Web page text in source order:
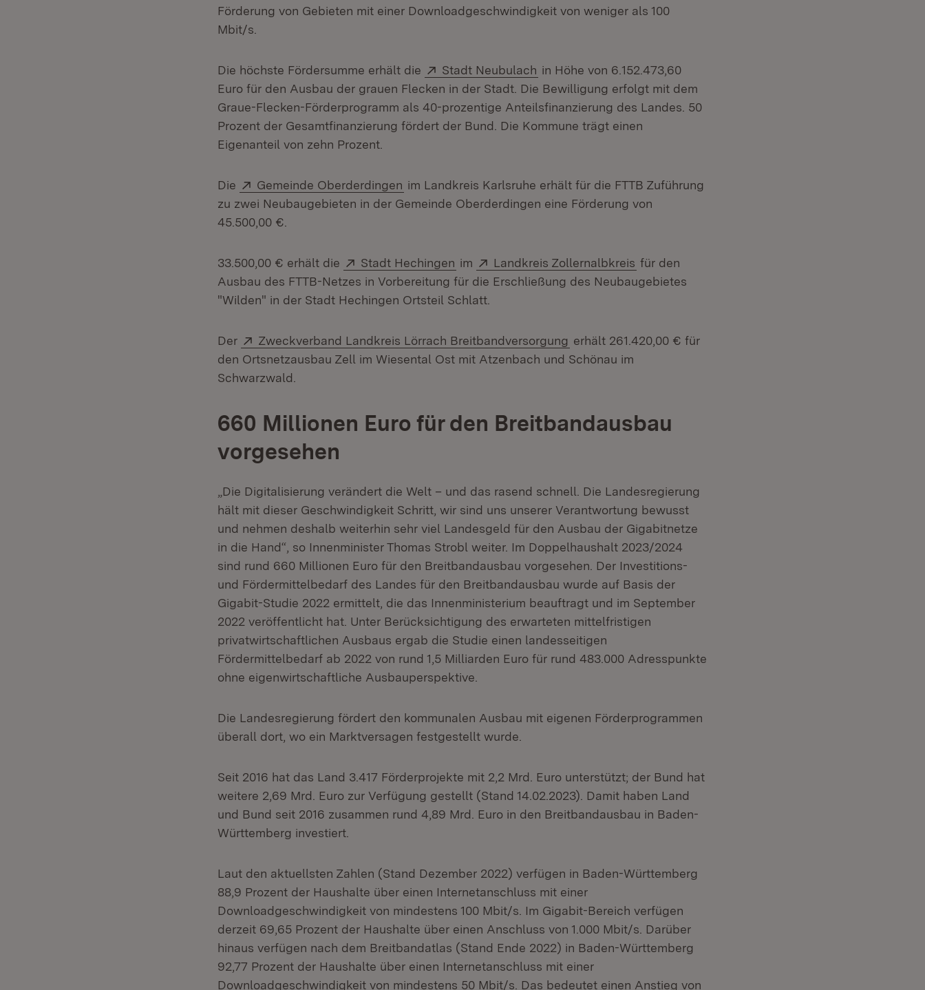
Förderung von Gebieten mit einer Downloadgeschwindigkeit von weniger als 100
Mbit/s.
Die höchste Fördersumme erhält die Extern:
Stadt Neubulach (Öffnet in neuem Fenster)
in Höhe von 6.152.473,60
Euro für den Ausbau der grauen Flecken in der Stadt. Die Bewilligung erfolgt mit dem
Graue-Flecken-Förderprogramm als 40-prozentige Anteilsfinanzierung des Landes. 50
Prozent der Gesamtfinanzierung fördert der Bund. Die Kommune trägt einen
Eigenanteil von zehn Prozent.
Die Extern:
Gemeinde Oberderdingen (Öffnet in neuem Fenster)
im Landkreis Karlsruhe erhält für die FTTB Zuführung
zu zwei Neubaugebieten in der Gemeinde Oberderdingen eine Förderung von
45.500,00 €.
33.500,00 € erhält die Extern:
Stadt Hechingen (Öffnet in neuem Fenster)
im Extern:
Landkreis Zollernalbkreis (Öffnet in neuem Fenster)
für den
Ausbau des FTTB-Netzes in Vorbereitung für die Erschließung des Neubaugebietes
"Wilden" in der Stadt Hechingen Ortsteil Schlatt.
Der Extern:
Zweckverband Landkreis Lörrach Breitbandversorgung (Öffnet in neuem Fenster)
erhält 261.420,00 € für
den Ortsnetzausbau Zell im Wiesental Ost mit Atzenbach und Schönau im
Schwarzwald.
660 Millionen Euro für den Breitbandausbau
vorgesehen
„Die Digitalisierung verändert die Welt – und das rasend schnell. Die Landesregierung
hält mit dieser Geschwindigkeit Schritt, wir sind uns unserer Verantwortung bewusst
und nehmen deshalb weiterhin sehr viel Landesgeld für den Ausbau der Gigabitnetze
in die Hand“, so Innenminister Thomas Strobl weiter. Im Doppelhaushalt 2023/2024
sind rund 660 Millionen Euro für den Breitbandausbau vorgesehen. Der Investitions-
und Fördermittelbedarf des Landes für den Breitbandausbau wurde auf Basis der
Gigabit-Studie 2022 ermittelt, die das Innenministerium beauftragt und im September
2022 veröffentlicht hat. Unter Berücksichtigung des erwarteten mittelfristigen
privatwirtschaftlichen Ausbaus ergab die Studie einen landesseitigen
Fördermittelbedarf ab 2022 von rund 1,5 Milliarden Euro für rund 483.000 Adresspunkte
ohne eigenwirtschaftliche Ausbauperspektive.
Die Landesregierung fördert den kommunalen Ausbau mit eigenen Förderprogrammen
überall dort, wo ein Marktversagen festgestellt wurde.
Seit 2016 hat das Land 3.417 Förderprojekte mit 2,2 Mrd. Euro unterstützt; der Bund hat
weitere 2,69 Mrd. Euro zur Verfügung gestellt (Stand 14.02.2023). Damit haben Land
und Bund seit 2016 zusammen rund 4,89 Mrd. Euro in den Breitbandausbau in Baden-
Württemberg investiert.
Laut den aktuellsten Zahlen (Stand Dezember 2022) verfügen in Baden-Württemberg
88,9 Prozent der Haushalte über einen Internetanschluss mit einer
Downloadgeschwindigkeit von mindestens 100 Mbit/s. Im Gigabit-Bereich verfügen
derzeit 69,65 Prozent der Haushalte über einen Anschluss von 1.000 Mbit/s. Darüber
hinaus verfügen nach dem Breitbandatlas (Stand Ende 2022) in Baden-Württemberg
92,77 Prozent der Haushalte über einen Internetanschluss mit einer
Downloadgeschwindigkeit von mindestens 50 Mbit/s. Das bedeutet einen Anstieg von